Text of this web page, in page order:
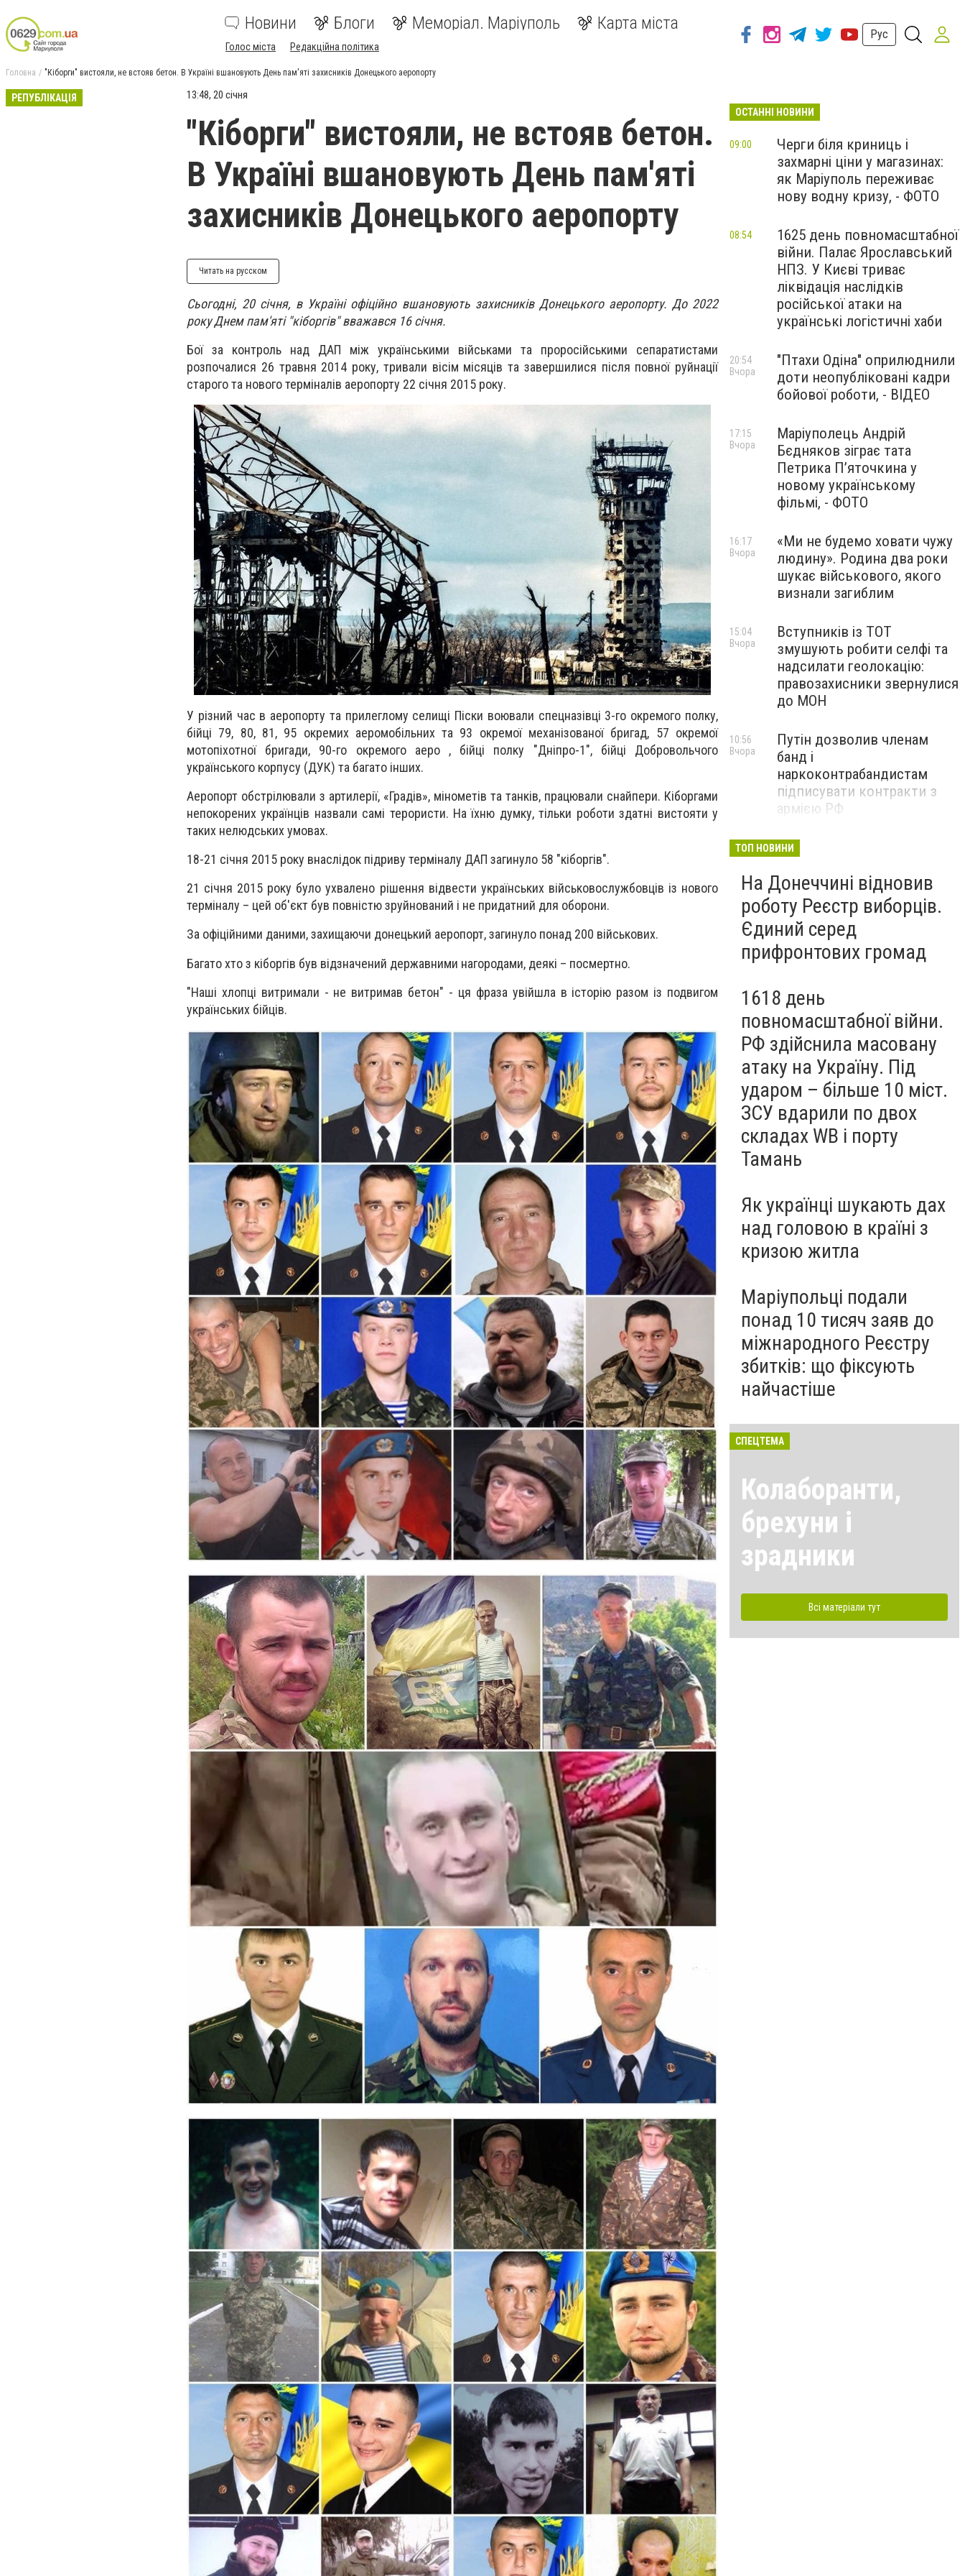
Новини Блоги Меморіал. Маріуполь Карта міста
Голос міста Редакційна політика
Рус
Головна "Кіборги" вистояли, не встояв бетон. В Україні вшановують День пам'яті захисників Донецького аеропорту
РЕПУБЛІКАЦІЯ 13:48, 20 січня
"Кіборги" вистояли, не встояв бетон.
В Україні вшановують День пам'яті
захисників Донецького аеропорту
Читать на русском
Сьогодні, 20 січня, в Україні офіційно вшановують захисників Донецького аеропорту. До 2022
року Днем пам'яті "кіборгів" вважався 16 січня.
Бої за контроль над ДАП між українськими військами та проросійськими сепаратистами
розпочалися 26 травня 2014 року, тривали вісім місяців та завершилися після повної руйнації
старого та нового терміналів аеропорту 22 січня 2015 року.
У різний час в аеропорту та прилеглому селищі Піски воювали спецназівці 3-го окремого полку,
бійці 79, 80, 81, 95 окремих аеромобільних та 93 окремої механізованої бригад, 57 окремої
мотопіхотної бригади, 90-го окремого аеро , бійці полку "Дніпро-1", бійці Добровольчого
українського корпусу (ДУК) та багато інших.
Аеропорт обстрілювали з артилерії, «Градів», мінометів та танків, працювали снайпери. Кіборгами
непокорених українців назвали самі терористи. На їхню думку, тільки роботи здатні вистояти у
таких нелюдських умовах.
18-21 січня 2015 року внаслідок підриву терміналу ДАП загинуло 58 "кіборгів".
21 січня 2015 року було ухвалено рішення відвести українських військовослужбовців із нового
терміналу – цей об'єкт був повністю зруйнований і не придатний для оборони.
За офіційними даними, захищаючи донецький аеропорт, загинуло понад 200 військових.
Багато хто з кіборгів був відзначений державними нагородами, деякі – посмертно.
"Наші хлопці витримали - не витримав бетон" - ця фраза увійшла в історію разом із подвигом
українських бійців.
ОСТАННІ НОВИНИ
Черги біля криниць і
захмарні ціни у магазинах:
як Маріуполь переживає
нову водну кризу, - ФОТО
09:00
1625 день повномасштабної
війни. Палає Ярославський
НПЗ. У Києві триває
ліквідація наслідків
російської атаки на
українські логістичні хаби
08:54
"Птахи Одіна" оприлюднили
доти неопубліковані кадри
бойової роботи, - ВІДЕО
20:54
Вчора
Маріуполець Андрій
Бєдняков зіграє тата
Петрика П’яточкина у
новому українському
фільмі, - ФОТО
17:15
Вчора
«Ми не будемо ховати чужу
людину». Родина два роки
шукає військового, якого
визнали загиблим
16:17
Вчора
Вступників із ТОТ
змушують робити селфі та
надсилати геолокацію:
правозахисники звернулися
до МОН
15:04
Вчора
Путін дозволив членам
банд і
наркоконтрабандистам
підписувати контракти з
армією РФ
10:56
Вчора
Від тих, хто зберігає історію
залишили послання
окупантам, - ФОТО
09:43
Вчора
ТОП НОВИНИ
На Донеччині відновив
роботу Реєстр виборців.
Єдиний серед
прифронтових громад
1618 день
повномасштабної війни.
РФ здійснила масовану
атаку на Україну. Під
ударом – більше 10 міст.
ЗСУ вдарили по двох
складах WB і порту
Тамань
Як українці шукають дах
над головою в країні з
кризою житла
Маріупольці подали
понад 10 тисяч заяв до
міжнародного Реєстру
збитків: що фіксують
найчастіше
СПЕЦТЕМА
Колаборанти,
брехуни і
зрадники
Всі матеріали тут